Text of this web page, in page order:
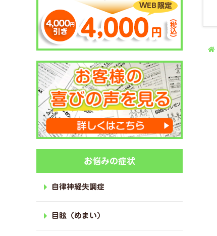
お悩みの症状
自律神経失調症
目眩（めまい）